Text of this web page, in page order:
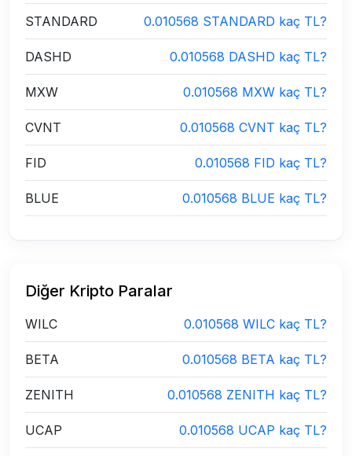
STANDARD 0.010568 STANDARD kaç TL?
DASHD 0.010568 DASHD kaç TL?
MXW 0.010568 MXW kaç TL?
CVNT 0.010568 CVNT kaç TL?
FID 0.010568 FID kaç TL?
BLUE 0.010568 BLUE kaç TL?
Diğer Kripto Paralar
WILC 0.010568 WILC kaç TL?
BETA 0.010568 BETA kaç TL?
ZENITH 0.010568 ZENITH kaç TL?
UCAP 0.010568 UCAP kaç TL?